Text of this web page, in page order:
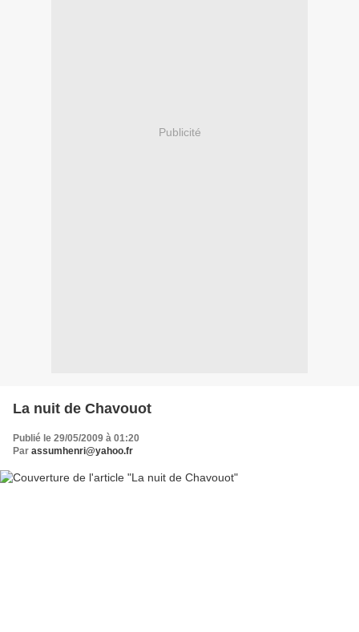
Publicité
La nuit de Chavouot
Publié le 29/05/2009 à 01:20
Par assumhenri@yahoo.fr